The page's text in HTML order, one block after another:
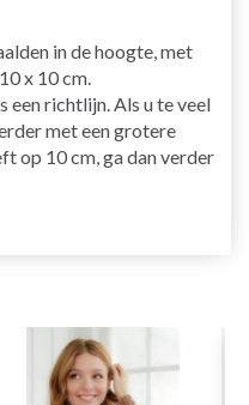
in de hoogte, met
x 10 cm.
een richtlijn. Als u te veel
met een grotere
op 10 cm, ga dan verder